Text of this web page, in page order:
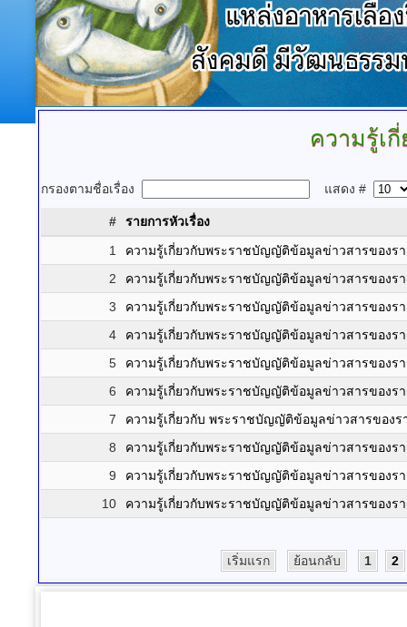
ความรู้เ
กรองตามชื่อเรื่อง แสดง #
#
รายการหัวเรื่อง
1
ความรู้เกี่ยวกับพระราชบัญญัติข้อมูลข่าวสารของ
2
ความรู้เกี่ยวกับพระราชบัญญัติข้อมูลข่าวสารของ
3
ความรู้เกี่ยวกับพระราชบัญญัติข้อมูลข่าวสารของ
4
ความรู้เกี่ยวกับพระราชบัญญัติข้อมูลข่าวสารของ
5
ความรู้เกี่ยวกับพระราชบัญญัติข้อมูลข่าวสารของ
6
ความรู้เกี่ยวกับพระราชบัญญัติข้อมูลข่าวสารของ
7
ความรู้เกี่ยวกับ พระราชบัญญัติข้อมูลข่าวสารของ
8
ความรู้เกี่ยวกับพระราชบัญญัติข้อมูลข่าวสารของ
9
ความรู้เกี่ยวกับพระราชบัญญัติข้อมูลข่าวสารของ
10
ความรู้เกี่ยวกับพระราชบัญญัติข้อมูลข่าวสารของ
เริ่มแรก ย้อนกลับ 1 2